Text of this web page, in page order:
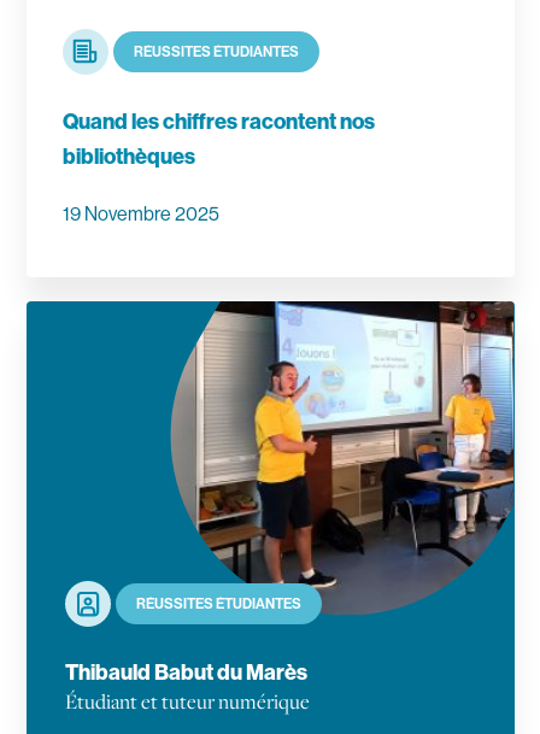
Quand les chiffres racontent nos
bibliothèques
Article RÉUSSITES ÉTUDIANTES
19 Novembre 2025
Thibauld Babut du Marès
Étudiant et tuteur numérique
Portrait RÉUSSITES ÉTUDIANTES